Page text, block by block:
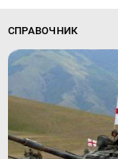
СПРАВОЧНИК